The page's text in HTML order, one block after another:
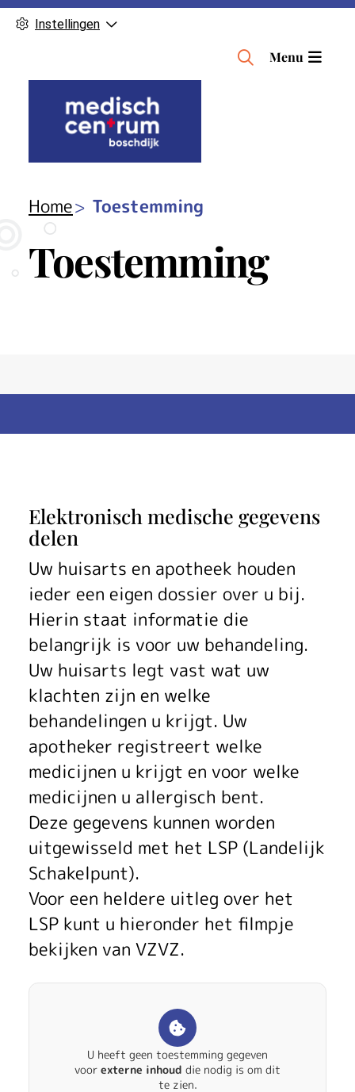
Instellingen
H
Menu
Home Toestemming
Toestemming
T
o
e
s
t
e
m
m
i
n
g
Elektronisch medische gegevens
delen
Uw huisarts en apotheek houden
ieder een eigen dossier over u bij.
Hierin staat informatie die
belangrijk is voor uw behandeling.
Uw huisarts legt vast wat uw
klachten zijn en welke
behandelingen u krijgt. Uw
apotheker registreert welke
medicijnen u krijgt en voor welke
medicijnen u allergisch bent.
Deze gegevens kunnen worden
uitgewisseld met het LSP (Landelijk
Schakelpunt).
Voor een heldere uitleg over het
LSP kunt u hieronder het filmpje
bekijken van VZVZ.
U heeft geen toestemming gegeven
voor externe inhoud die nodig is om dit
te zien.